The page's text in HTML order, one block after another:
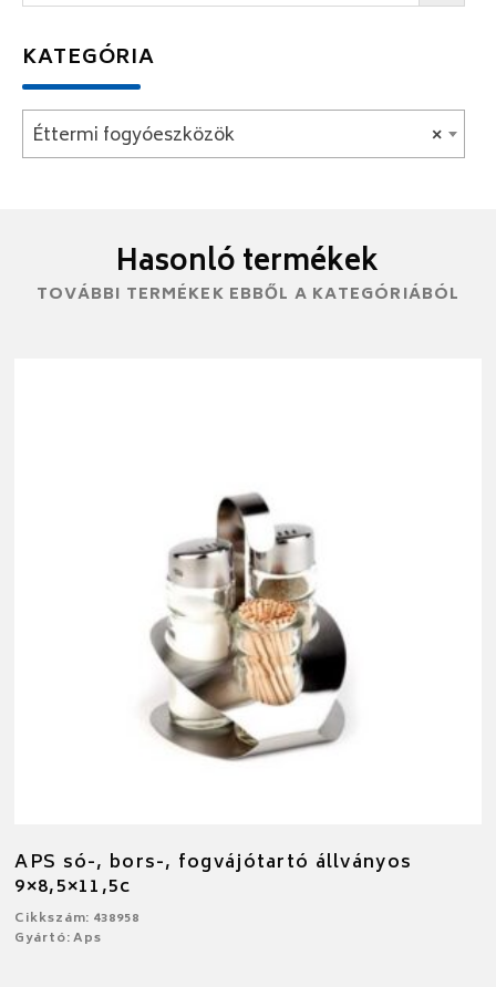
KATEGÓRIA
×
Éttermi fogyóeszközök
Hasonló termékek
TOVÁBBI TERMÉKEK EBBŐL A KATEGÓRIÁBÓL
APS só-, bors-, fogvájótartó állványos
9×8,5×11,5c
Cikkszám: 438958
Gyártó: Aps